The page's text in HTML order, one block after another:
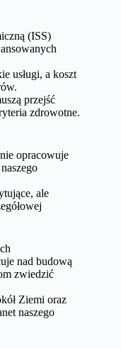
(ISS)
usługi, a koszt
przejść
zdrowotne.
opracowuje
ale
nad budową
zwiedzić
Ziemi oraz
naszego